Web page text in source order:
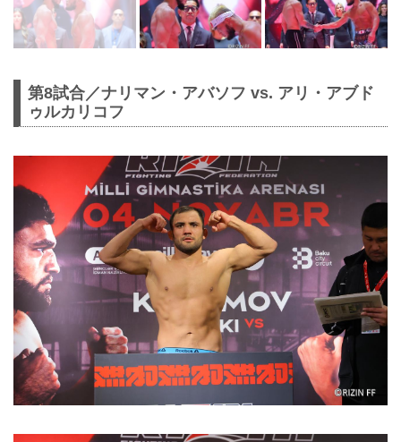
第8試合／ナリマン・アバソフ vs. アリ・アブド
ゥルカリコフ